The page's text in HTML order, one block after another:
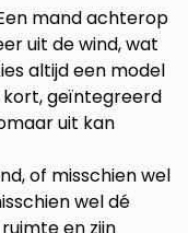
mand achterop
uit de wind, wat
altijd een model
kort, geïntegreerd
uit kan
of misschien wel
wel dé